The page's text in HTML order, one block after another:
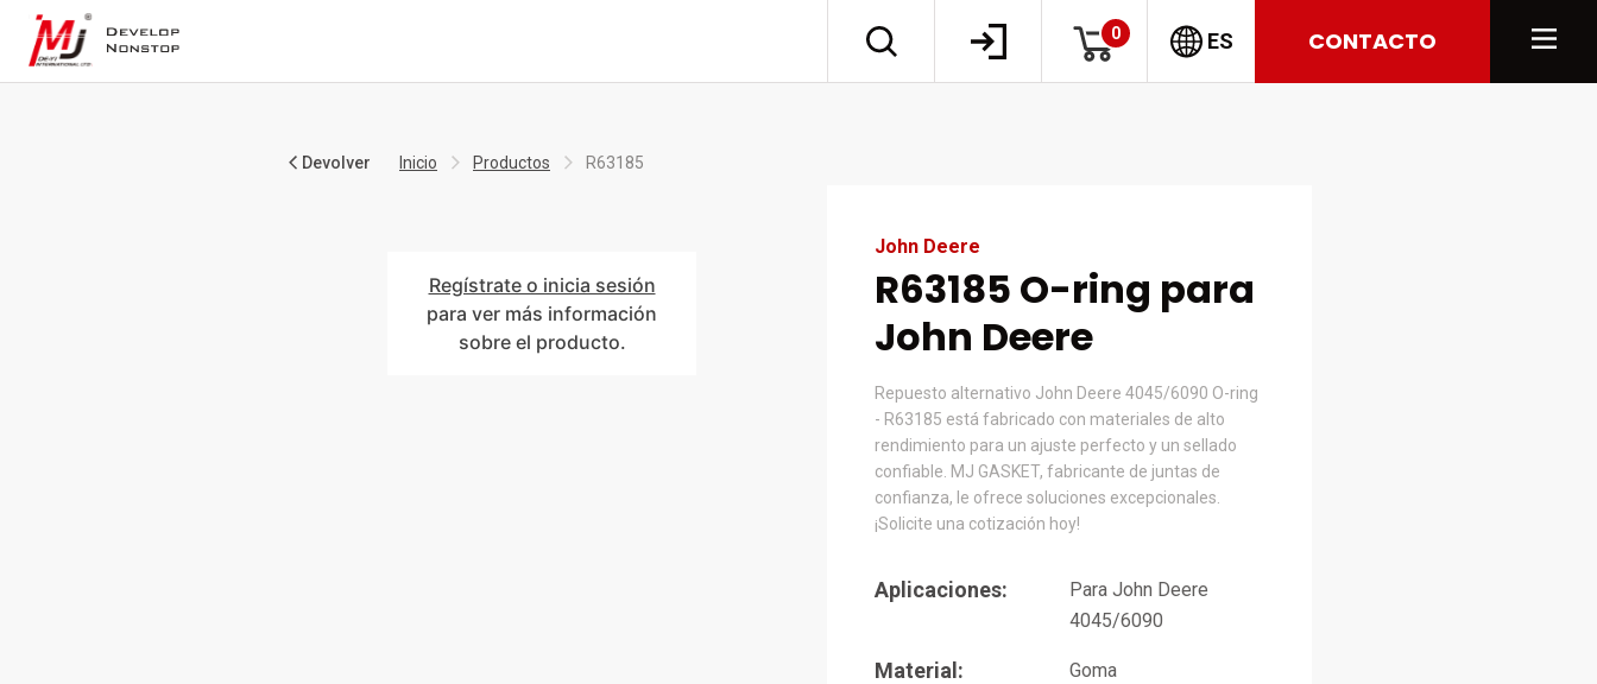
0 ES CONTACTO
Devolver Inicio Productos R63185
Regístrate o inicia sesión
para ver más información
sobre el producto.
John Deere
R63185 O-ring para
John Deere
Repuesto alternativo John Deere 4045/6090 O-ring
- R63185 está fabricado con materiales de alto
rendimiento para un ajuste perfecto y un sellado
confiable. MJ GASKET, fabricante de juntas de
confianza, le ofrece soluciones excepcionales.
¡Solicite una cotización hoy!
Aplicaciones:
Para John Deere
4045/6090
Material: Goma